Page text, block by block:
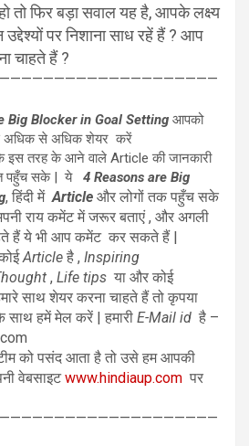
तो फिर बड़ा सवाल यह है, आपके लक्ष्य
पर निशाना साध रहें हैं ? आप
चाहते हैं ?
Big Blocker in Goal Setting आपको
अधिक से अधिक शेयर करें
इस तरह के आने वाले Article की जानकारी
पहुँच सके | ये 4 Reasons are Big
, हिंदी मेंArticle और लोगों तक पहुँच सके
राय कमेंट में जरूर बताएं , और अगली
हैं ये भी आप कमेंट कर सकते हैं |
Article है , Inspiring
, Life tips या और कोई
साथ शेयर करना चाहते हैं तो कृपया
साथ हमें मेल करें | हमारी E-Mail id है –
को पसंद आता है तो उसे हम आपकी
वेबसाइटwww.hindiaup.com पर